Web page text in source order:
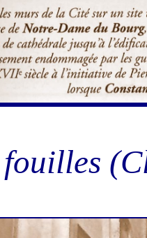
fouilles